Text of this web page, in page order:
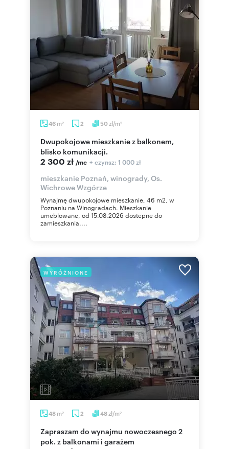
46 m2 2 50zł/m2
Dwupokojowe mieszkanie z balkonem,
blisko komunikacji.
2 300 zł /mc + czynsz: 1 000 zł
mieszkanie Poznań, winogrady, Os.
Wichrowe Wzgórze
Wynajmę dwupokojowe mieszkanie, 46 m2, w
Poznaniu na Winogradach. Mieszkanie
umeblowane, od 15.08.2026 dostepne do
zamieszkania....
WYRÓŻNIONE
48 m2 2 48zł/m2
Zapraszam do wynajmu nowoczesnego 2
pok. z balkonami i garażem